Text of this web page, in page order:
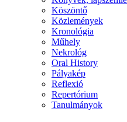
Köszöntő
Közlemények
Kronológia
Műhely
Nekrológ
Oral History
Pályakép
Reflexió
Repertórium
Tanulmányok